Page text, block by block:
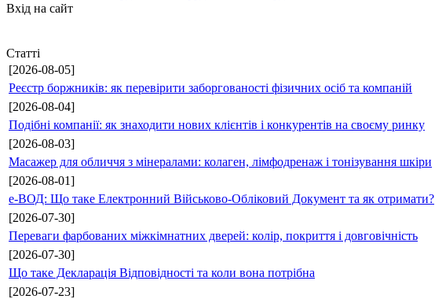
Вхід на сайт
Статті
[2026-08-05]
Реєстр боржників: як перевірити заборгованості фізичних осіб та компаній
[2026-08-04]
Подібні компанії: як знаходити нових клієнтів і конкурентів на своєму ринку
[2026-08-03]
Масажер для обличчя з мінералами: колаген, лімфодренаж і тонізування шкіри
[2026-08-01]
е-ВОД: Що таке Електронний Військово-Обліковий Документ та як отримати?
[2026-07-30]
Переваги фарбованих міжкімнатних дверей: колір, покриття і довговічність
[2026-07-30]
Що таке Декларація Відповідності та коли вона потрібна
[2026-07-23]